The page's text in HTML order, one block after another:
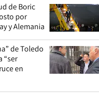
de Boric
por
y Alemania
de Toledo
“ser
en